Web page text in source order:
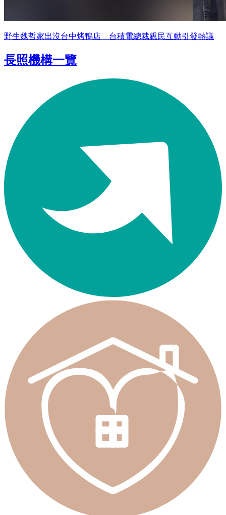
野生魏哲家出沒台中烤鴨店 台積電總裁親民互動引發熱議
長照機構一覽